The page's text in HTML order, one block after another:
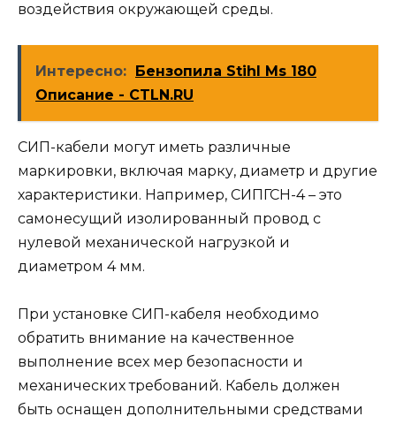
воздействия окружающей среды.
Интересно:
Бензопила Stihl Ms 180
Описание - CTLN.RU
СИП-кабели могут иметь различные
маркировки, включая марку, диаметр и другие
характеристики. Например, СИПГСН-4 – это
самонесущий изолированный провод с
нулевой механической нагрузкой и
диаметром 4 мм.
При установке СИП-кабеля необходимо
обратить внимание на качественное
выполнение всех мер безопасности и
механических требований. Кабель должен
быть оснащен дополнительными средствами